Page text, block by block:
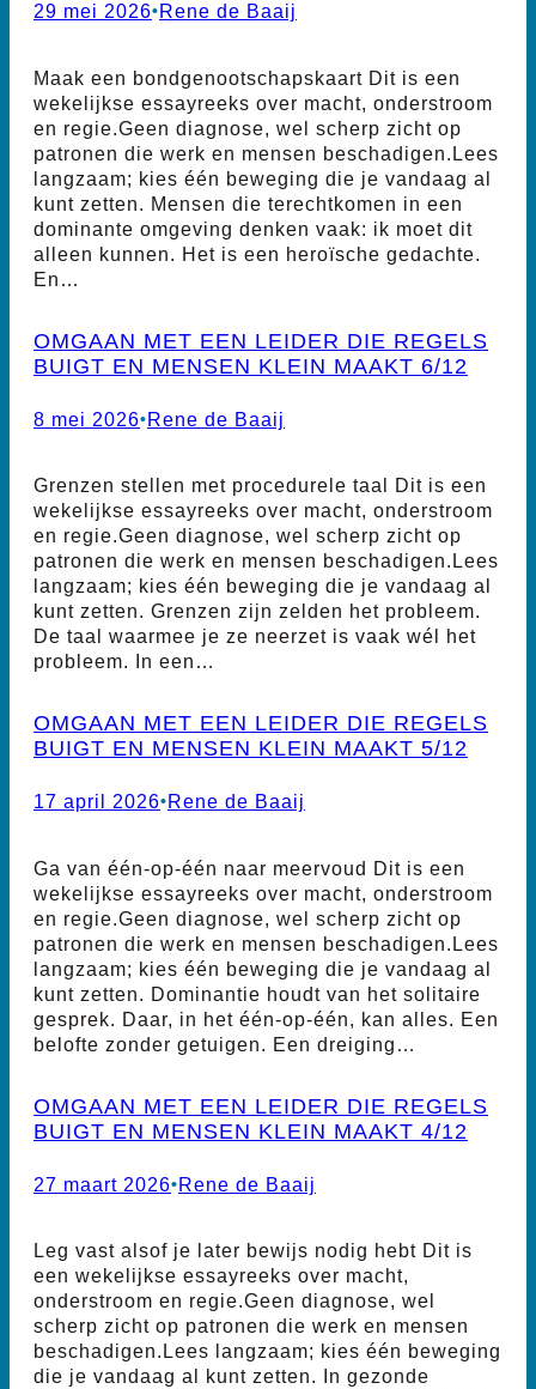
29 mei 2026•Rene de Baaij
Maak een bondgenootschapskaart Dit is een
wekelijkse essayreeks over macht, onderstroom
en regie.Geen diagnose, wel scherp zicht op
patronen die werk en mensen beschadigen.Lees
langzaam; kies één beweging die je vandaag al
kunt zetten. Mensen die terechtkomen in een
dominante omgeving denken vaak: ik moet dit
alleen kunnen. Het is een heroïsche gedachte.
En…
OMGAAN MET EEN LEIDER DIE REGELS
BUIGT EN MENSEN KLEIN MAAKT 6/12
8 mei 2026•Rene de Baaij
Grenzen stellen met procedurele taal Dit is een
wekelijkse essayreeks over macht, onderstroom
en regie.Geen diagnose, wel scherp zicht op
patronen die werk en mensen beschadigen.Lees
langzaam; kies één beweging die je vandaag al
kunt zetten. Grenzen zijn zelden het probleem.
De taal waarmee je ze neerzet is vaak wél het
probleem. In een…
OMGAAN MET EEN LEIDER DIE REGELS
BUIGT EN MENSEN KLEIN MAAKT 5/12
17 april 2026•Rene de Baaij
Ga van één-op-één naar meervoud Dit is een
wekelijkse essayreeks over macht, onderstroom
en regie.Geen diagnose, wel scherp zicht op
patronen die werk en mensen beschadigen.Lees
langzaam; kies één beweging die je vandaag al
kunt zetten. Dominantie houdt van het solitaire
gesprek. Daar, in het één-op-één, kan alles. Een
belofte zonder getuigen. Een dreiging…
OMGAAN MET EEN LEIDER DIE REGELS
BUIGT EN MENSEN KLEIN MAAKT 4/12
27 maart 2026•Rene de Baaij
Leg vast alsof je later bewijs nodig hebt Dit is
een wekelijkse essayreeks over macht,
onderstroom en regie.Geen diagnose, wel
scherp zicht op patronen die werk en mensen
beschadigen.Lees langzaam; kies één beweging
die je vandaag al kunt zetten. In gezonde